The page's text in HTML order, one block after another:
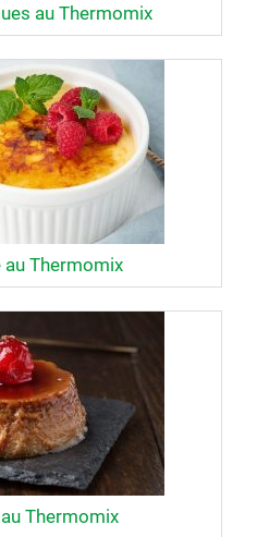
au Thermomix
au Thermomix
Thermomix